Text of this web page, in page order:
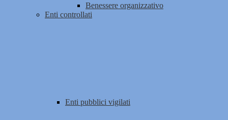
Benessere organizzativo
Enti controllati
Enti pubblici vigilati